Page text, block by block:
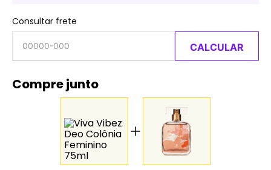
Consultar frete
CALCULAR
Compre junto